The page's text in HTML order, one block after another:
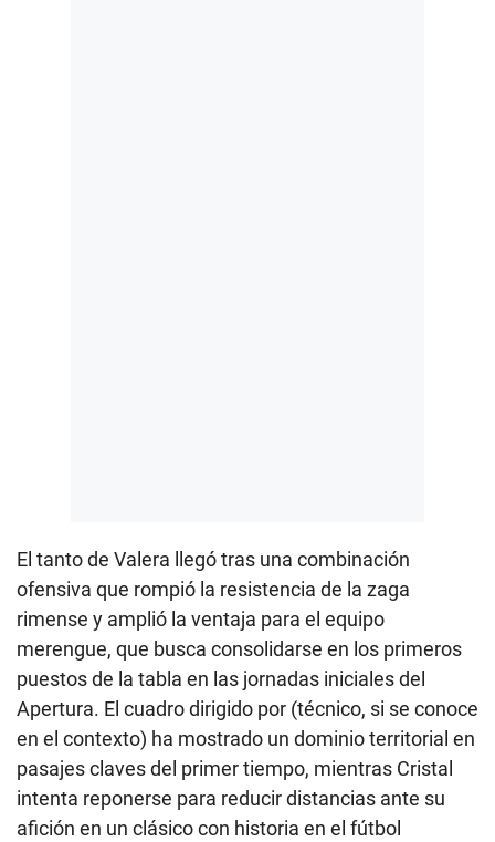
El tanto de Valera llegó tras una combinación
ofensiva que rompió la resistencia de la zaga
rimense y amplió la ventaja para el equipo
merengue, que busca consolidarse en los primeros
puestos de la tabla en las jornadas iniciales del
Apertura. El cuadro dirigido por (técnico, si se conoce
en el contexto) ha mostrado un dominio territorial en
pasajes claves del primer tiempo, mientras Cristal
intenta reponerse para reducir distancias ante su
afición en un clásico con historia en el fútbol